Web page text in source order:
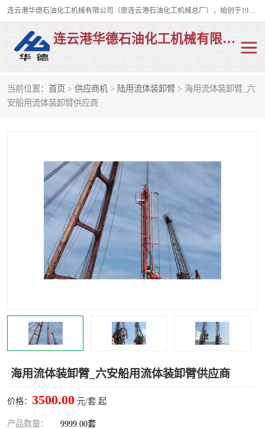
连云港华德石油化工机械有限公司（原连云港石油化工机械总厂），始创于1982年，是从事码头船用流体装卸臂、陆用流体装卸臂（鹤管）、活动梯、钢构平台、定量装车系统等全系列流体装卸设备的设计、制造、销售以及服务的专业供应商。
连云港华德石油化工机械有限公司
当前位置： 首页 > 供应商机 > 陆用流体装卸臂 > 海用流体装卸臂_六
安船用流体装卸臂供应商
海用流体装卸臂_六安船用流体装卸臂供应商
价格： 3500.00 元/套 起
产品数量： 9999.00套
陆用流体装卸臂
LNG鹤管 活动梯
平台栈桥 卸车鹤管
装车鹤管 输油臂
紧急脱离干式接头 火车鹤管
汽车鹤管 顶部鹤管
浮动出油装置 鹤管